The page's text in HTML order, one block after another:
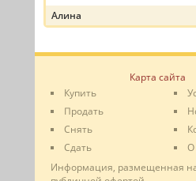
Алина
Карта сайта
Купить
Продать
Снять
Сдать
О
Информация, размещенная на